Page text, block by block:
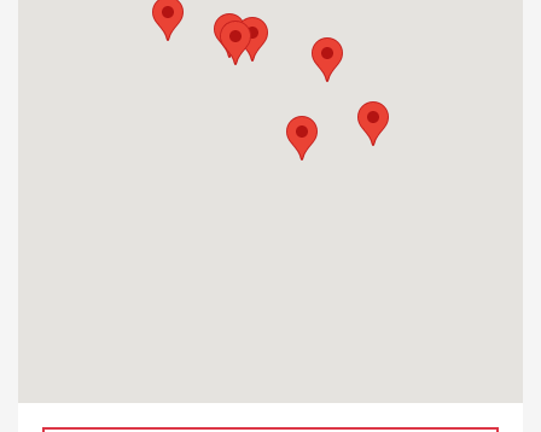
0904 92 0082
Get Directions
Tòa nhà 29T1, Hoàng Đạo Thúy, Trung Hòa,
Cầu Giấy, Hà Nội, Việt Nam.